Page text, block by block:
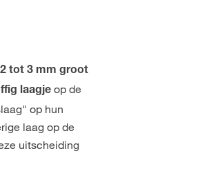
tot 3 mm groot
laagje op de
op hun
laag op de
uitscheiding